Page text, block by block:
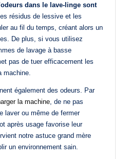
odeurs dans le lave-linge sont
résidus de lessive et les
au fil du temps, créant alors un
De plus, si vous utilisez
de lavage à basse
pas de tuer efficacement les
machine.
également des odeurs. Par
la machine , de ne pas
laver ou même de fermer
après usage favorise leur
notre astuce grand mère
un environnement sain.